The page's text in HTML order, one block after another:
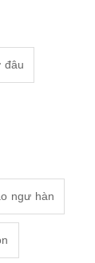
đâu
ngư hàn